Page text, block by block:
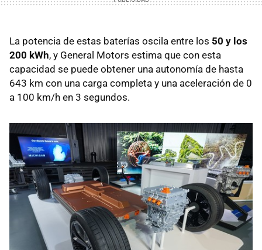
La potencia de estas baterías oscila entre los 50 y los
200 kWh, y General Motors estima que con esta
capacidad se puede obtener una autonomía de hasta
643 km con una carga completa y una aceleración de 0
a 100 km/h en 3 segundos.